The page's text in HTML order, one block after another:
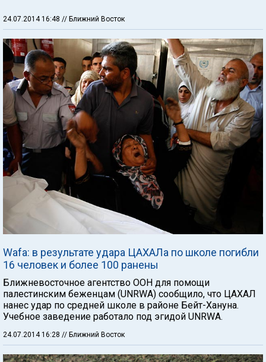
24.07.2014 16:48 // Ближний Восток
Wafa: в результате удара ЦАХАЛа по школе погибли
16 человек и более 100 ранены
Ближневосточное агентство ООН для помощи
палестинским беженцам (UNRWA) сообщило, что ЦАХАЛ
нанес удар по средней школе в районе Бейт-Хануна.
Учебное заведение работало под эгидой UNRWA.
24.07.2014 16:28 // Ближний Восток